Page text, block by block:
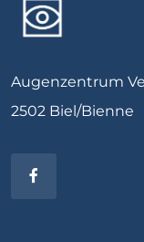
Augenzentrum
2502 Biel/Bienne